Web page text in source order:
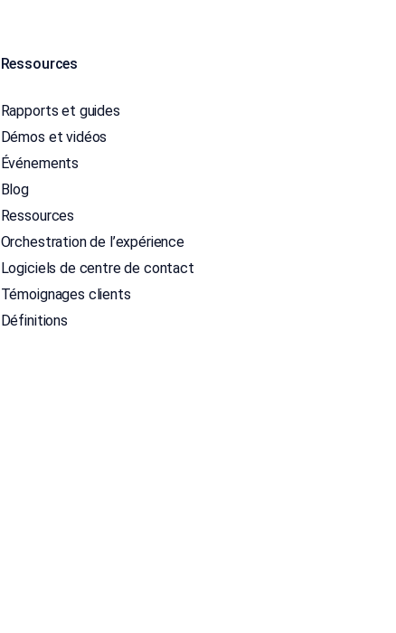
Ressources
Rapports et guides
Démos et vidéos
Événements
Blog
Ressources
Orchestration de l’expérience
Logiciels de centre de contact
Témoignages clients
Définitions